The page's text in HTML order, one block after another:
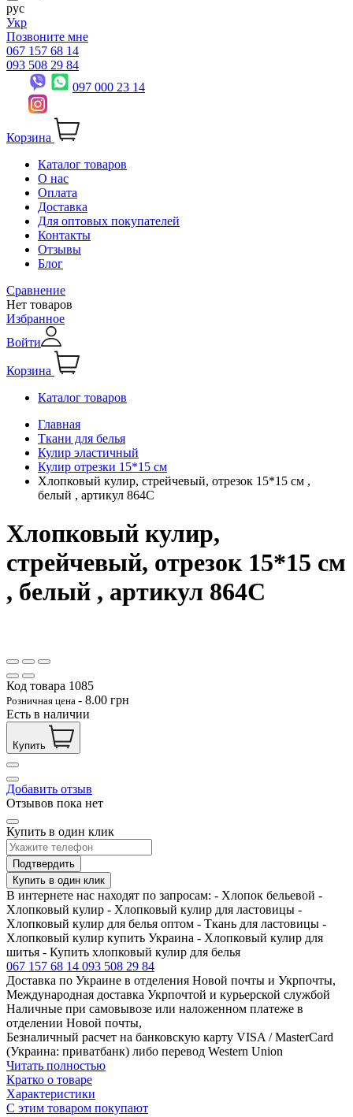
рус
Укр
Позвоните мне
067 157 68 14
093 508 29 84
097 000 23 14
Корзина
Каталог товаров
О нас
Оплата
Доставка
Для оптовых покупателей
Контакты
Отзывы
Блог
Сравнение
Нет товаров
Избранное
Войти
Корзина
Каталог товаров
Главная
Ткани для белья
Кулир эластичный
Кулир отрезки 15*15 см
Хлопковый кулир, стрейчевый, отрезок 15*15 см ,
белый , артикул 864С
Хлопковый кулир,
стрейчевый, отрезок 15*15 см
, белый , артикул 864С
Код товара 1085
Розничная цена - 8.00 грн
Есть в наличии
Купить
Добавить отзыв
Отзывов пока нет
Купить в один клик
Подтвердить
Купить в один клик
В интернете нас находят по запросам: - Хлопок бельевой -
Хлопковый кулир - Хлопковый кулир для ластовицы -
Хлопковый кулир для белья оптом - Ткань для ластовицы -
Хлопковый кулир купить Украина - Хлопковый кулир для
шитья - Купить хлопковый кулир для белья
067 157 68 14 093 508 29 84
Доставка по Украине в отделения Новой почты и Укрпочты,
Международная доставка Укрпочтой и курьерской службой
Наличные при самовывозе или наложенном платеже в
отделении Новой почты,
Безналичный расчет на банковскую карту VISA / MasterCard
(Украина: приватбанк) либо перевод Western Union
Читать полностью
Кратко о товаре
Характеристики
С этим товаром покупают